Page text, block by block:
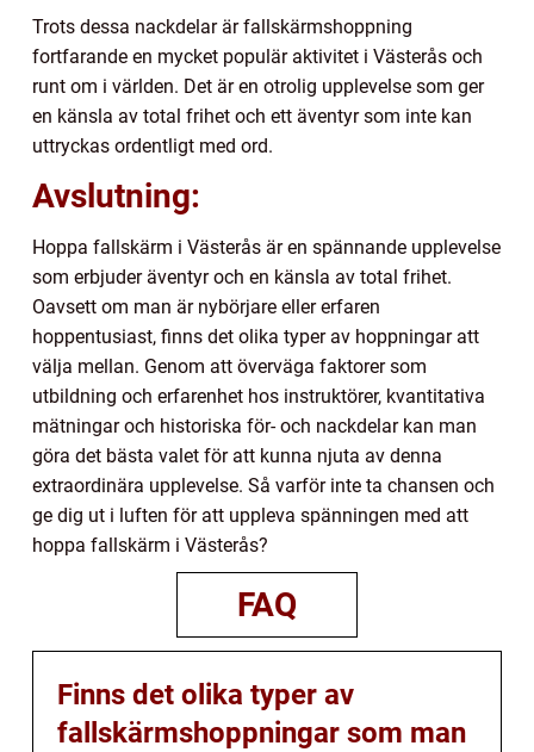
Trots dessa nackdelar är fallskärmshoppning
fortfarande en mycket populär aktivitet i Västerås och
runt om i världen. Det är en otrolig upplevelse som ger
en känsla av total frihet och ett äventyr som inte kan
uttryckas ordentligt med ord.
Avslutning:
Hoppa fallskärm i Västerås är en spännande upplevelse
som erbjuder äventyr och en känsla av total frihet.
Oavsett om man är nybörjare eller erfaren
hoppentusiast, finns det olika typer av hoppningar att
välja mellan. Genom att överväga faktorer som
utbildning och erfarenhet hos instruktörer, kvantitativa
mätningar och historiska för- och nackdelar kan man
göra det bästa valet för att kunna njuta av denna
extraordinära upplevelse. Så varför inte ta chansen och
ge dig ut i luften för att uppleva spänningen med att
hoppa fallskärm i Västerås?
FAQ
Finns det olika typer av
fallskärmshoppningar som man